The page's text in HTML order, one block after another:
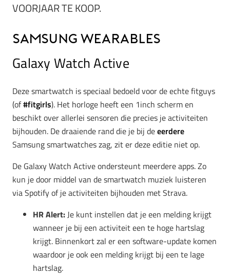
VOORJAAR TE KOOP.
Samsung wearables
Galaxy Watch Active
Deze smartwatch is speciaal bedoeld voor de echte fitguys
(of#fitgirls). Het horloge heeft een 1inch scherm en
beschikt over allerlei sensoren die precies je activiteiten
bijhouden. De draaiende rand die je bij deeerdere
Samsung smartwatches zag, zit er deze editie niet op.
De Galaxy Watch Active ondersteunt meerdere apps. Zo
kun je door middel van de smartwatch muziek luisteren
via Spotify of je activiteiten bijhouden met Strava.
HR Alert: Je kunt instellen dat je een melding krijgt
wanneer je bij een activiteit een te hoge hartslag
krijgt. Binnenkort zal er een software-update komen
waardoor je ook een melding krijgt bij een te lage
hartslag.